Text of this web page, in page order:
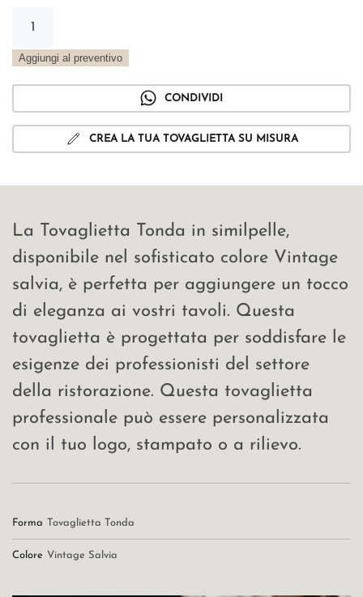
Vintage
Aggiungi al preventivo
CONDIVIDI
CREA LA TUA TOVAGLIETTA SU MISURA
La Tovaglietta Tonda in similpelle,
disponibile nel sofisticato colore Vintage
salvia, è perfetta per aggiungere un tocco
di eleganza ai vostri tavoli. Questa
tovaglietta è progettata per soddisfare le
esigenze dei professionisti del settore
della ristorazione. Questa tovaglietta
professionale può essere personalizzata
con il tuo logo, stampato o a rilievo.
Forma Tovaglietta Tonda
Colore Vintage Salvia